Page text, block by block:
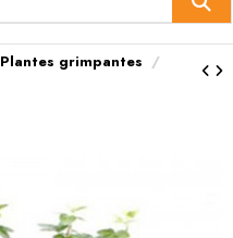
Plantes grimpantes